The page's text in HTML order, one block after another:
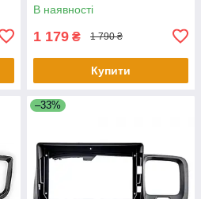
В наявності
1 179 ₴ 1 790 ₴
Купити
–33%